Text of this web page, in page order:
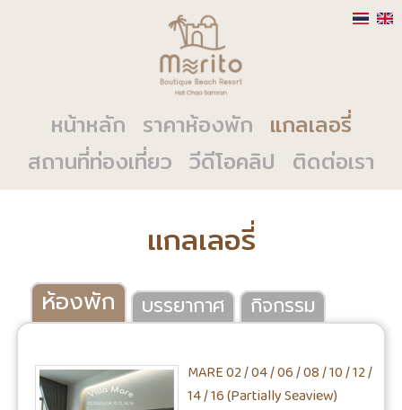
หน้าหลัก ราคาห้องพัก แกลเลอรี่
สถานที่ท่องเที่ยว วีดีโอคลิป ติดต่อเรา
แกลเลอรี่
ห้องพัก บรรยากาศ กิจกรรม
MARE 02 / 04 / 06 / 08 / 10 / 12 /
14 / 16 (Partially Seaview)